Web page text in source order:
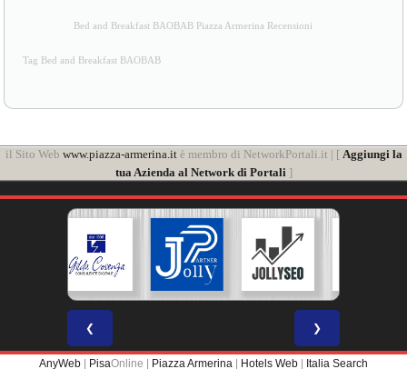
Bed and Breakfast BAOBAB Piazza Armerina Recensioni
Tag Bed and Breakfast BAOBAB
il Sito Web www.piazza-armerina.itè membro di NetworkPortali.it | [ Aggiungi la
tua Azienda al Network di Portali]
❮ ❯
AnyWeb PisaOnline | Piazza Armerina Hotels Web Italia Search